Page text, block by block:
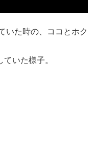
いた時の、ココとホク
いた様子。